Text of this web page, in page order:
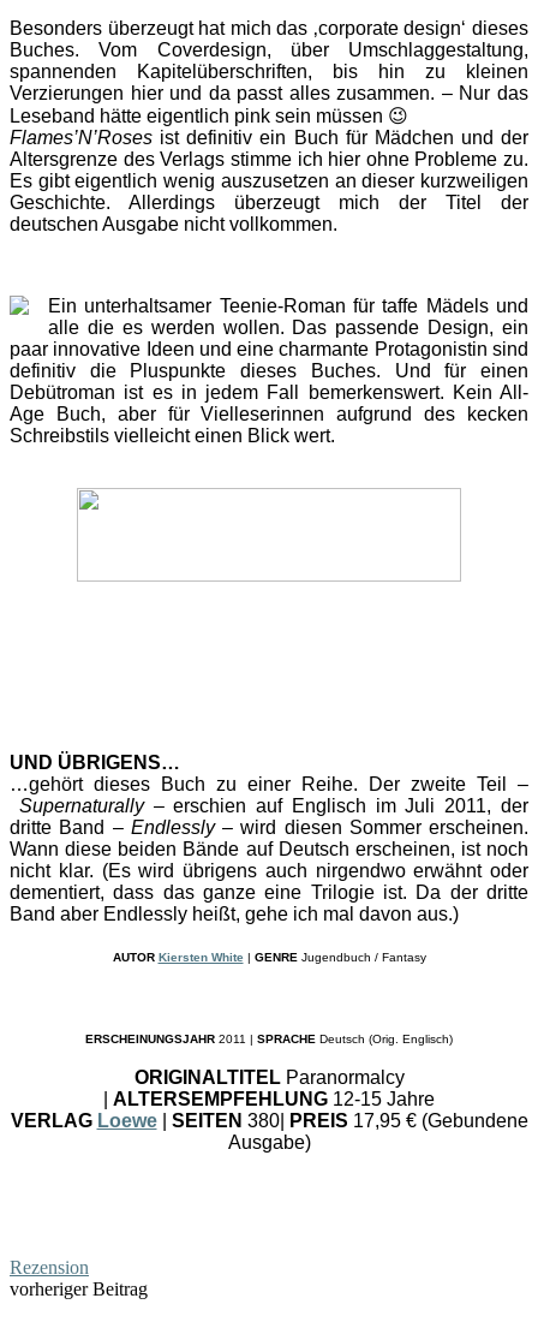
Besonders überzeugt hat mich das ‚corporate design‘ dieses
Buches. Vom Coverdesign, über Umschlaggestaltung,
spannenden Kapitelüberschriften, bis hin zu kleinen
Verzierungen hier und da passt alles zusammen. – Nur das
Leseband hätte eigentlich pink sein müssen 😉
Flames’N’Roses ist definitiv ein Buch für Mädchen und der
Altersgrenze des Verlags stimme ich hier ohne Probleme zu.
Es gibt eigentlich wenig auszusetzen an dieser kurzweiligen
Geschichte. Allerdings überzeugt mich der Titel der
deutschen Ausgabe nicht vollkommen.
Ein unterhaltsamer Teenie-Roman für taffe Mädels und
alle die es werden wollen. Das passende Design, ein
paar innovative Ideen und eine charmante Protagonistin sind
definitiv die Pluspunkte dieses Buches. Und für einen
Debütroman ist es in jedem Fall bemerkenswert. Kein All-
Age Buch, aber für Vielleserinnen aufgrund des kecken
Schreibstils vielleicht einen Blick wert.
UND ÜBRIGENS…
…gehört dieses Buch zu einer Reihe. Der zweite Teil –
Supernaturally –erschien auf Englisch im Juli 2011, der
dritte Band – Endlessly – wird diesen Sommer erscheinen.
Wann diese beiden Bände auf Deutsch erscheinen, ist noch
nicht klar. (Es wird übrigens auch nirgendwo erwähnt oder
dementiert, dass das ganze eine Trilogie ist. Da der dritte
Band aber Endlessly heißt, gehe ich mal davon aus.)
AUTOR Kiersten White | GENRE Jugendbuch / Fantasy
ERSCHEINUNGSJAHR 2011 | SPRACHE Deutsch (Orig. Englisch)
ORIGINALTITELParanormalcy
ALTERSEMPFEHLUNG 12-15 Jahre
VERLAG Loewe| SEITEN 380| PREIS 17,95 € (Gebundene
Ausgabe)
Rezension
vorheriger Beitrag